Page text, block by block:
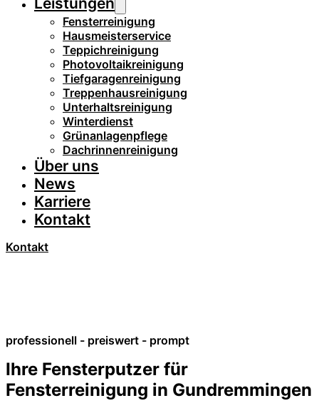
Fensterreinigung
Hausmeisterservice
Teppichreinigung
Photovoltaikreinigung
Tiefgaragenreinigung
Treppenhausreinigung
Unterhaltsreinigung
Winterdienst
Grünanlagenpflege
Dachrinnenreinigung
Über uns
News
Karriere
Kontakt
Kontakt
professionell - preiswert - prompt
Ihre Fensterputzer für
Fensterreinigung in Gundremmingen